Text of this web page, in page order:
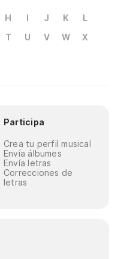
H I J K
L
T U V W
X
Participa
Crea tu perfil musical
Envía álbumes
Envía letras
Correcciones de
letras